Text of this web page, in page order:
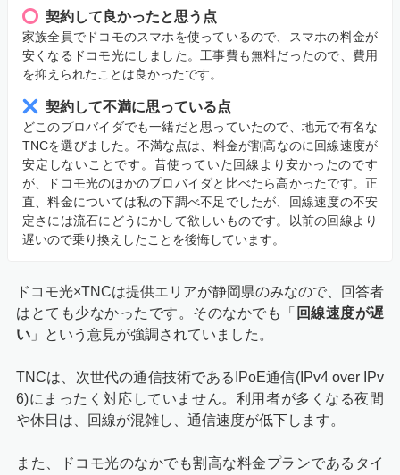
契約して良かったと思う点
家族全員でドコモのスマホを使っているので、スマホの料金が
安くなるドコモ光にしました。工事費も無料だったので、費用
を抑えられたことは良かったです。
契約して不満に思っている点
どこのプロバイダでも一緒だと思っていたので、地元で有名な
TNCを選びました。不満な点は、料金が割高なのに回線速度が
安定しないことです。昔使っていた回線より安かったのです
が、ドコモ光のほかのプロバイダと比べたら高かったです。正
直、料金については私の下調べ不足でしたが、回線速度の不安
定さには流石にどうにかして欲しいものです。以前の回線より
遅いので乗り換えしたことを後悔しています。
ドコモ光×TNCは提供エリアが静岡県のみなので、回答者
はとても少なかったです。そのなかでも「 回線速度が遅
い 」という意見が強調されていました。
TNCは、次世代の通信技術であるIPoE通信(IPv4 over IPv
6)にまったく対応していません。利用者が多くなる夜間
や休日は、回線が混雑し、通信速度が低下します。
また、ドコモ光のなかでも割高な料金プランであるタイ